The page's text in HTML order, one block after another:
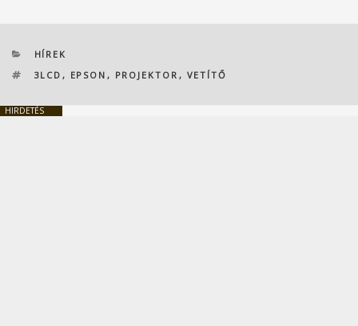
KATEGÓRIÁK
HÍREK
CÍMKÉK
3LCD , EPSON , PROJEKTOR , VETÍTŐ
HIRDETÉS